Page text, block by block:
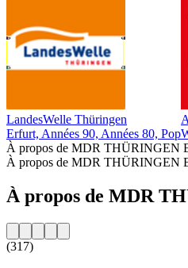
LandesWelle Thüringen
Erfurt, Années 90, Années 80, Pop
À propos de MDR THÜRINGEN
À propos de MDR THÜRINGEN
À propos de MDR
(317)